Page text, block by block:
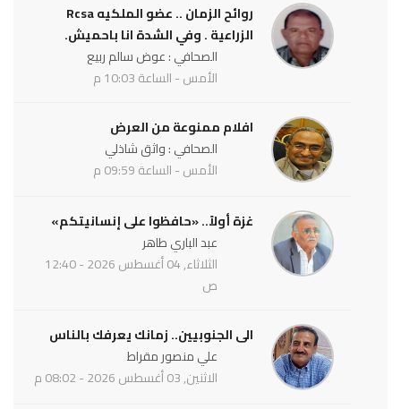
روائح الزمان .. عضو الملكيه Rcsa
الزراعية . وفي الشدة انا باحميش.
الصحافي : عوض سالم ربيع
الأمس - الساعة 10:03 م
افلام ممنوعة من العرض
الصحافي : واثق شاذلي
الأمس - الساعة 09:59 م
غزة أولاً.. «حافظوا على إنسانيتكم»
عبد الباري طاهر
الثلاثاء, 04 أغسطس 2026 - 12:40
ص
الى الجنوبيين.. زمانك يعرفك بالناس
علي منصور مقراط
الاثنين, 03 أغسطس 2026 - 08:02 م